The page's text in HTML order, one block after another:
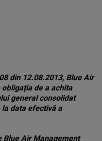
din 12.08.2013, Blue Air
de a achita
general consolidat
data efectivă a
Blue Air Management